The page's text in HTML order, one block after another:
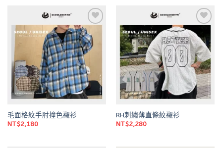
Add to
wishlist
毛面格紋手肘撞色襯衫
NT$2,180
Add to
wishlist
RH刺繡薄直條紋襯衫
NT$2,280